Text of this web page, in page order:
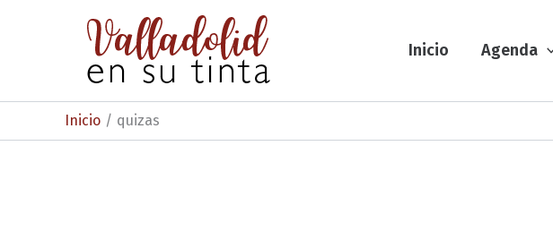
Inicio Agenda
Inicio quizas